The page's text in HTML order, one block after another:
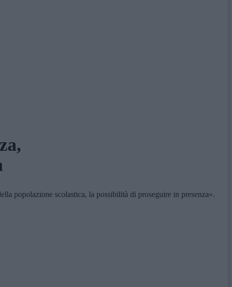
popolazione scolastica, la possibilità di proseguire in presenza».